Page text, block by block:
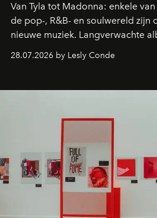
Van Tyla tot Madonna: enkele
de pop-, R&B- en soulwereld zijn
nieuwe muziek. Langverwachte
comebacks en veelbelovende
de releases die je niet mag missen.
28.07.2026 by Lesly Conde